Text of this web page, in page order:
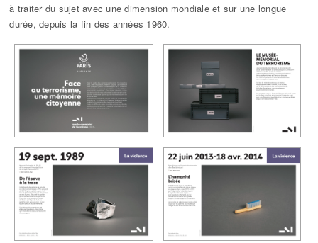
à traiter du sujet avec une dimension mondiale et sur une longue
durée, depuis la fin des années 1960.